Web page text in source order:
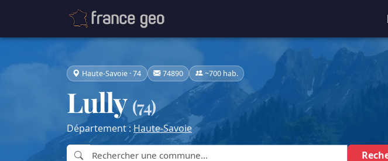
Haute-Savoie · 74 74890 ~700 hab.
Lully (74)
Département :Haute-Savoie